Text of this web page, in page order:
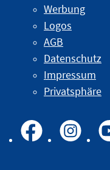
Werbung
Logos
AGB
Datenschutz
Impressum
Privatsphäre